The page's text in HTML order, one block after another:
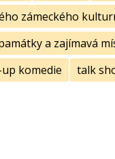
zámeckého
a zajímavá
komedie talk